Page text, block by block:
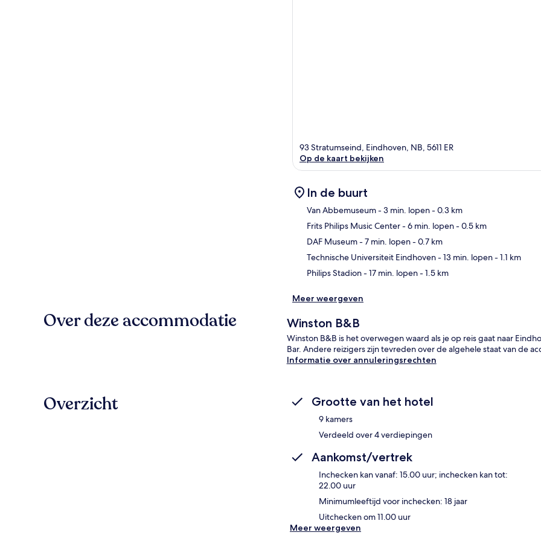
93 Stratumseind, Eindhoven, NB, 5611 ER
Op de kaart bekijken
In de buurt
Van Abbemuseum- 3 min. lopen- 0.3 km
Frits Philips Music Center- 6 min. lopen- 0.5 km
DAF Museum- 7 min. lopen- 0.7 km
Technische Universiteit Eindhoven- 13 min. lopen- 1.1 km
Philips Stadion- 17 min. lopen- 1.5 km
Meer weergeven
Over deze accommodatie Winston B&B
Winston B&B is het overwegen waard als je op reis gaat naar
Bar. Andere reizigers zijn tevreden over de algehele staat van de
Informatie over annuleringsrechten
Overzicht Grootte van het hotel
9 kamers
Verdeeld over 4 verdiepingen
Aankomst/vertrek
Inchecken kan vanaf: 15.00 uur; inchecken kan tot:
22.00 uur
Minimumleeftijd voor inchecken: 18 jaar
Uitchecken om 11.00 uur
Meer weergeven